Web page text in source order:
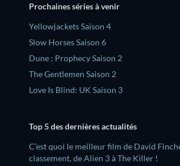
Prochaines séries à venir
Yellowjackets Saison 4
Slow Horses Saison 6
Dune : Prophecy Saison 2
The Gentlemen Saison 2
Love Is Blind: UK Saison 3
Top 5 des dernières actualités
C’est quoi le meilleur film de David
classement, de Alien 3 à The Killer !